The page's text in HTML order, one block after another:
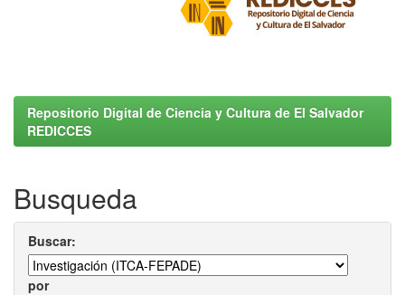
Repositorio Digital de Ciencia y Cultura de El Salvador
REDICCES
Busqueda
Buscar:
por